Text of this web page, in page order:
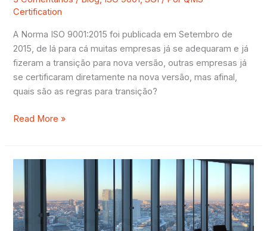
Certification
A Norma ISO 9001:2015 foi publicada em Setembro de
2015, de lá para cá muitas empresas já se adequaram e já
fizeram a transição para nova versão, outras empresas já
se certificaram diretamente na nova versão, mas afinal,
quais são as regras para transição?
Read More »
Organização
e
Partes